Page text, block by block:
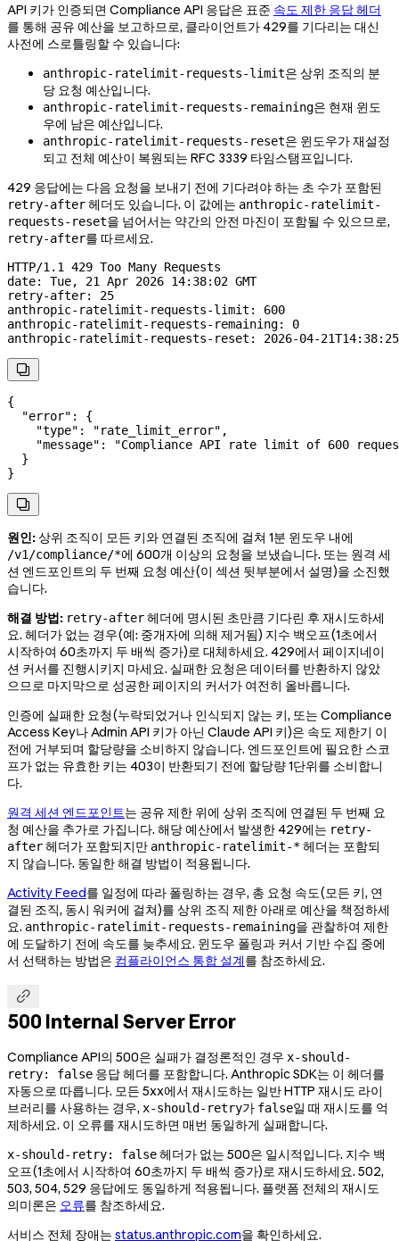
API 키가 인증되면 Compliance API 응답은 표준 속도 제한 응답 헤더
를 통해 공유 예산을 보고하므로, 클라이언트가 429를 기다리는 대신
사전에 스로틀링할 수 있습니다:
anthropic-ratelimit-requests-limit은 상위 조직의 분
당 요청 예산입니다.
anthropic-ratelimit-requests-remaining은 현재 윈도
우에 남은 예산입니다.
anthropic-ratelimit-requests-reset은 윈도우가 재설정
되고 전체 예산이 복원되는 RFC 3339 타임스탬프입니다.
429 응답에는 다음 요청을 보내기 전에 기다려야 하는 초 수가 포함된
retry-after헤더도 있습니다. 이 값에는 anthropic-ratelimit-
requests-reset을 넘어서는 약간의 안전 마진이 포함될 수 있으므로,
retry-after를 따르세요.
HTTP/1.1 429 Too Many Requests
date:
Tue, 21 Apr 2026 14:38:02 GMT
retry-after:
25
anthropic-ratelimit-requests-limit :
600
anthropic-ratelimit-requests-remaining:
0
anthropic-ratelimit-requests-reset : 2026-04-

{
  "error"
: {
    "type"
: "rate_limit_error" ,
    "message"
:
"Compliance API rate limit of 600
  }
}

원인:상위 조직이 모든 키와 연결된 조직에 걸쳐 1분 윈도우 내에
/v1/compliance/*에 600개 이상의 요청을 보냈습니다. 또는 원격 세
션 엔드포인트의 두 번째 요청 예산(이 섹션 뒷부분에서 설명)을 소진했
습니다.
해결 방법: retry-after헤더에 명시된 초만큼 기다린 후 재시도하세
요. 헤더가 없는 경우(예: 중개자에 의해 제거됨) 지수 백오프(1초에서
시작하여 60초까지 두 배씩 증가)로 대체하세요. 429에서 페이지네이
션 커서를 진행시키지 마세요. 실패한 요청은 데이터를 반환하지 않았
으므로 마지막으로 성공한 페이지의 커서가 여전히 올바릅니다.
인증에 실패한 요청(누락되었거나 인식되지 않는 키, 또는 Compliance
Access Key나 Admin API 키가 아닌 Claude API 키)은 속도 제한기 이
전에 거부되며 할당량을 소비하지 않습니다. 엔드포인트에 필요한 스코
프가 없는 유효한 키는 403이 반환되기 전에 할당량 1단위를 소비합니
다.
원격 세션 엔드포인트는 공유 제한 위에 상위 조직에 연결된 두 번째 요
청 예산을 추가로 가집니다. 해당 예산에서 발생한 429에는 retry-
after헤더가 포함되지만 anthropic-ratelimit-*헤더는 포함되
지 않습니다. 동일한 해결 방법이 적용됩니다.
Activity Feed를 일정에 따라 폴링하는 경우, 총 요청 속도(모든 키, 연
결된 조직, 동시 워커에 걸쳐)를 상위 조직 제한 아래로 예산을 책정하세
요. anthropic-ratelimit-requests-remaining을 관찰하여 제한
에 도달하기 전에 속도를 늦추세요. 윈도우 폴링과 커서 기반 수집 중에
서 선택하는 방법은 컴플라이언스 통합 설계를 참조하세요.

500 Internal Server Error
Compliance API의 500은 실패가 결정론적인 경우 x-should-
retry: false 응답 헤더를 포함합니다. Anthropic SDK는 이 헤더를
자동으로 따릅니다. 모든 5xx에서 재시도하는 일반 HTTP 재시도 라이
브러리를 사용하는 경우, x-should-retry가 false일 때 재시도를 억
제하세요. 이 오류를 재시도하면 매번 동일하게 실패합니다.
x-should-retry: false헤더가 없는 500은 일시적입니다. 지수 백
오프(1초에서 시작하여 60초까지 두 배씩 증가)로 재시도하세요. 502,
503, 504, 529 응답에도 동일하게 적용됩니다. 플랫폼 전체의 재시도
의미론은 오류를 참조하세요.
서비스 전체 장애는 status.anthropic.com을 확인하세요.